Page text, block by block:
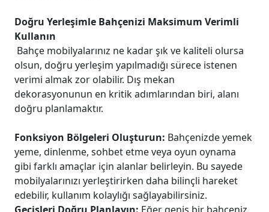
Doğru Yerleşimle Bahçenizi Maksimum Verimli
Kullanın
Bahçe mobilyalarınız ne kadar şık ve kaliteli olursa
olsun, doğru yerleşim yapılmadığı sürece istenen
verimi almak zor olabilir. Dış mekan
dekorasyonunun en kritik adımlarından biri, alanı
doğru planlamaktır.
Fonksiyon Bölgeleri Oluşturun: Bahçenizde yemek
yeme, dinlenme, sohbet etme veya oyun oynama
gibi farklı amaçlar için alanlar belirleyin. Bu sayede
mobilyalarınızı yerleştirirken daha bilinçli hareket
edebilir, kullanım kolaylığı sağlayabilirsiniz.